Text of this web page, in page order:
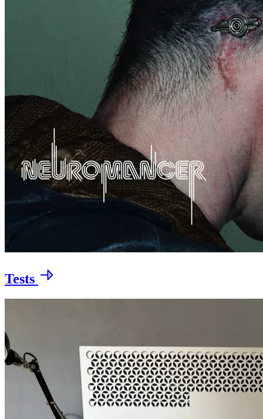
Tests